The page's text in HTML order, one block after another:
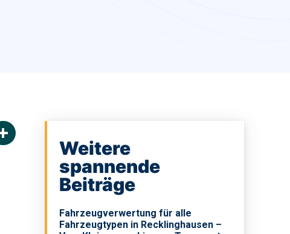
Weitere
spannende
Beiträge
Fahrzeugverwertung für alle
Fahrzeugtypen in Recklinghausen –